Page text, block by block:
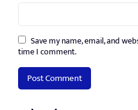
Save my name, email, and
time I comment.